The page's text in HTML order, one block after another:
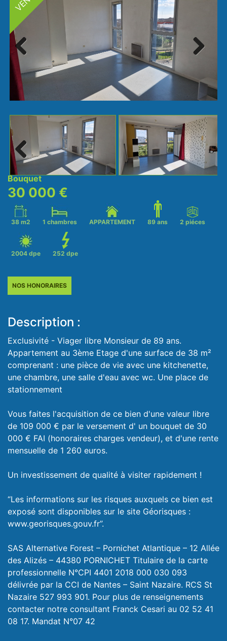
ous
Next
Next
38 m2 1 chambres APPARTEMENT 89 ans 2 piéces
2004 dpe 252 dpe
Bouquet
30 000 €
NOS HONORAIRES
Description :
Exclusivité - Viager libre Monsieur de 89 ans.
Appartement au 3ème Etage d'une surface de 38 m²
comprenant : une pièce de vie avec une kitchenette,
une chambre, une salle d'eau avec wc. Une place de
stationnement
Vous faites l'acquisition de ce bien d'une valeur libre
de 109 000 € par le versement d' un bouquet de 30
000 € FAI (honoraires charges vendeur), et d'une rente
mensuelle de 1 260 euros.
Un investissement de qualité à visiter rapidement !
“Les informations sur les risques auxquels ce bien est
exposé sont disponibles sur le site Géorisques :
www.georisques.gouv.fr”.
SAS Alternative Forest – Pornichet Atlantique – 12 Allée
des Alizés – 44380 PORNICHET Titulaire de la carte
professionnelle N°CPI 4401 2018 000 030 093
délivrée par la CCI de Nantes – Saint Nazaire. RCS St
Nazaire 527 993 901. Pour plus de renseignements
contacter notre consultant Franck Cesari au 02 52 41
08 17. Mandat N°07 42